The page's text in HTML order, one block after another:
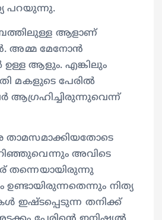
പറയുന്നു.
ആളാണ്
അമ്മ മേനോൻ
ഉള്ള ആളും. എങ്കിലും
മകളുടെ പേരിൽ
താമസമാക്കിയതോടെ
അവിടെ
തന്നെയായിരുന്നു
ഉണ്ടായിരുന്നതെന്നും നിത്യ
ഇഷ്ടപ്പെടുന്ന തനിക്ക്